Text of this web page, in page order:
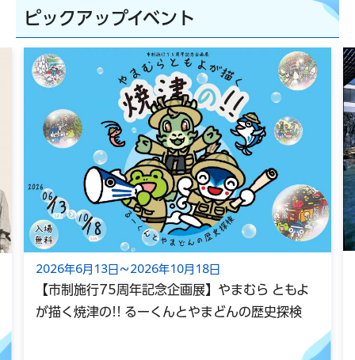
ピックアップイベント
2026年6月13日～2026年10月18日
【市制施行75周年記念企画展】やまむら ともよ
が描く焼津の!! るーくんとやまどんの歴史探検